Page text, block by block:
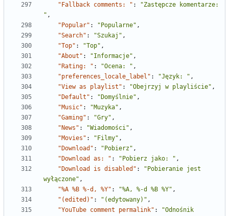
"Fallback comments: " :
"Zastępcze komentarze:
" ,
"Popular" : "Popularne" ,
"Search" : "Szukaj" ,
"Top" : "Top" ,
"About" : "Informacje" ,
"Rating: " : "Ocena: " ,
"preferences_locale_label" : "Język: " ,
"View as playlist" : "Obejrzyj w playliście" ,
"Default" : "Domyślnie" ,
"Music" : "Muzyka" ,
"Gaming" : "Gry" ,
"News" : "Wiadomości" ,
"Movies" : "Filmy" ,
"Download" : "Pobierz" ,
"Download as: " : "Pobierz jako: " ,
"Download is disabled" :
"Pobieranie jest
wyłączone" ,
"%A %B %-d, %Y" : "%A, %-d %B %Y" ,
"(edited)" : "(edytowany)" ,
"YouTube comment permalink" :
"Odnośnik